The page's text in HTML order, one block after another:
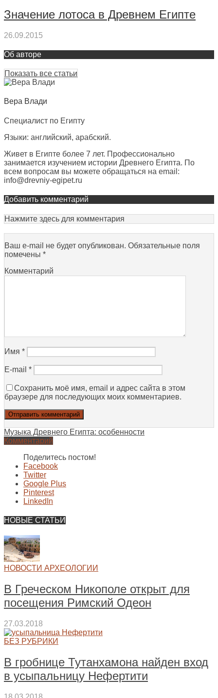
Значение лотоса в Древнем Египте
26.09.2015
Об авторе
Показать все статьи
Вера Влади
Специалист по Египту
Языки: английский, арабский.
Живет в Египте более 7 лет. Профессионально
занимается изучением истории Древнего Египта. По
всем вопросам вы можете обращаться на email:
info@drevniy-egipet.ru
Добавить комментарий
Нажмите здесь для комментария
Ваш e-mail не будет опубликован. Обязательные поля
помечены *
Комментарий
Имя *
E-mail *
Сохранить моё имя, email и адрес сайта в этом
браузере для последующих моих комментариев.
Музыка Древнего Египта: особенности
Комментарий
Поделитесь постом!
Facebook
Twitter
Google Plus
Pinterest
LinkedIn
НОВЫЕ СТАТЬИ
НОВОСТИ АРХЕОЛОГИИ
В Греческом Никополе открыт для
посещения Римский Одеон
27.03.2018
БЕЗ РУБРИКИ
В гробнице Тутанхамона найден вход
в усыпальницу Нефертити